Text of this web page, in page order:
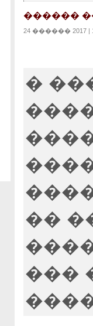
������
24 ������ 2017 |
�
��
���